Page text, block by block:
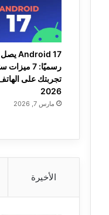
Android 17 يصل
رسميًا: 7
تجربتك على
2026
مارس 7, 2026
الأخيرة